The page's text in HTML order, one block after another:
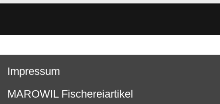
Impressum
MAROWIL Fischereiartikel